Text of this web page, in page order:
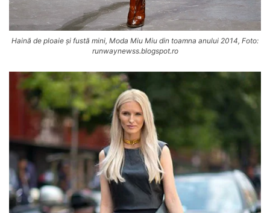
Haină de ploaie și fustă mini, Moda Miu Miu din toamna anului 2014, Foto:
runwaynewss.blogspot.ro